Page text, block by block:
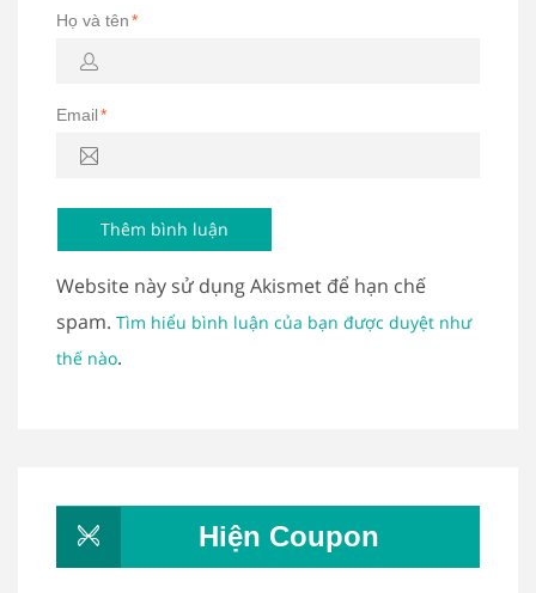
Họ và tên*
Email*
Website này sử dụng Akismet để hạn chế
spam. Tìm hiểu bình luận của bạn được duyệt như
thế nào.
Hiện Coupon